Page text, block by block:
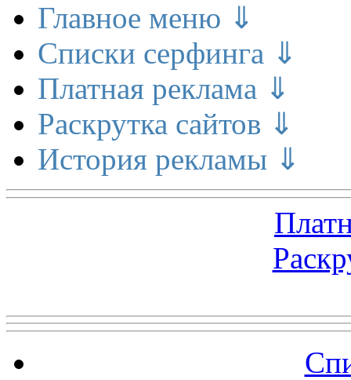
Главное меню ⇓
Списки серфинга ⇓
Платная реклама ⇓
Раскрутка сайтов ⇓
История рекламы ⇓